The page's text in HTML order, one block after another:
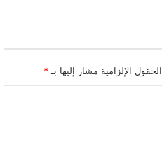
الحقول الإلزامية مشار إليها بـ *